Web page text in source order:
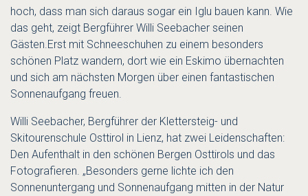
hoch, dass man sich daraus sogar ein Iglu bauen kann. Wie
das geht, zeigt Bergführer Willi Seebacher seinen
Gästen.Erst mit Schneeschuhen zu einem besonders
schönen Platz wandern, dort wie ein Eskimo übernachten
und sich am nächsten Morgen über einen fantastischen
Sonnenaufgang freuen.
Willi Seebacher, Bergführer der Klettersteig- und
Skitourenschule Osttirol in Lienz, hat zwei Leidenschaften:
Den Aufenthalt in den schönen Bergen Osttirols und das
Fotografieren. „Besonders gerne lichte ich den
Sonnenuntergang und Sonnenaufgang mitten in der Natur